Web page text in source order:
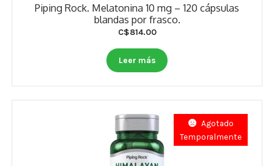
Piping Rock. Melatonina 10 mg – 120 cápsulas
blandas por frasco.
C$814.00
Leer más
Agotado
Temporalmente